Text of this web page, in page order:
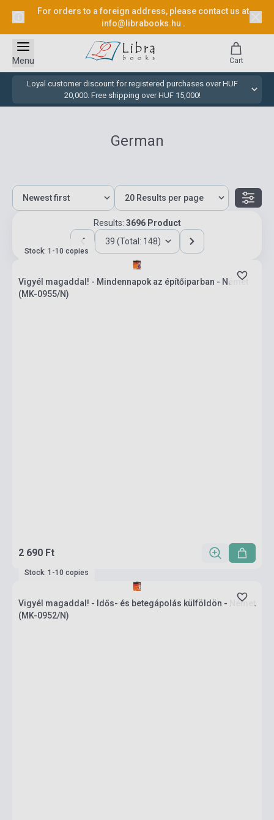
For orders to a foreign address, please contact us at
info@librabooks.hu .
Loyal customer discount for registered purchases over HUF
20,000. Free shipping over HUF 15,000!
Menu Cart
German
Results: 3696 Product
39 (Total: 148)
Stock: 1-10 copies
Vigyél magaddal! - Mindennapok az építőiparban - Német
(MK-0955/N)
2 690 Ft
Stock: 1-10 copies
Vigyél magaddal! - Idős- és betegápolás külföldön - Német
(MK-0952/N)